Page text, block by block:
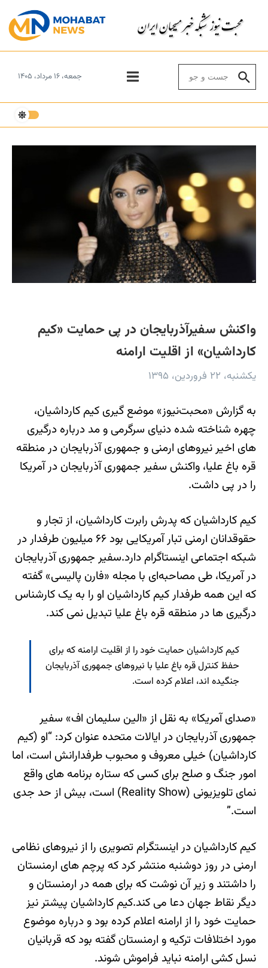
جمعه، ۱۶ مرداد، ۱۴۰۵
واکنش سفیرآذربایجان در پی حمایت «کیم
کارداشیان» از اقلیت ارامنه
یکشنبه، ۲۲ فروردین، ۱۳۹۵
به گزارش «محبت‌نیوز» موضع گیری کیم کارداشیان،
چهره شناخته شده دنیای سرگرمی و مد درباره درگیری
های اخیر نیروهای ارمنی و جمهوری آذربایجان در منطقه
قره باغ علیا، واکنش سفیر جمهوری آذربایجان در آمریکا
را در پی داشت.
کیم کارداشیان که پدرش رابرت کارداشیان، از تجار و
حقوقدانان ارمنی تبار آمریکایی بود ۶۶ میلیون طرفدار در
شبکه اجتماعی اینستاگرام دارد.سفیر جمهوری آذربایجان
در آمریکا، طی مصاحبه‌ای با مجله «فارن پالیسی» گفته
که این همه طرفدار کیم کارداشیان او را به یک کارشناس
درگیری ها در منطقه قره باغ علیا تبدیل نمی کند.
کیم کارداشیان حمایت خود را از اقلیت ارامنه که برای
حفظ کنترل قره باغ علیا با نیروهای جمهوری آذربایجان
جنگیده اند، اعلام کرده است.
«صدای آمریکا» به نقل از «الین سلیمان اف» سفیر
جمهوری آذربایجان در ایالات متحده عنوان کرد: “او (کیم
کارداشیان) خیلی معروف و محبوب طرفدارانش است، اما
امور جنگ و صلح برای کسی که ستاره برنامه های واقع
نمای تلویزیونی (Reality Show) است، بیش از حد جدی
است.”
کیم کارداشیان در اینستگرام تصویری را از نیروهای نظامی
ارمنی در روز دوشنبه منتشر کرد که پرچم های ارمنستان
را داشتند و زیر آن نوشت که برای همه در ارمنستان و
دیگر نقاط جهان دعا می کند.کیم کارداشیان پیشتر نیز
حمایت خود را از ارامنه اعلام کرده بود و درباره موضوع
مورد اختلافات ترکیه و ارمنستان گفته بود که قربانیان
نسل کشی ارامنه نباید فراموش شوند.